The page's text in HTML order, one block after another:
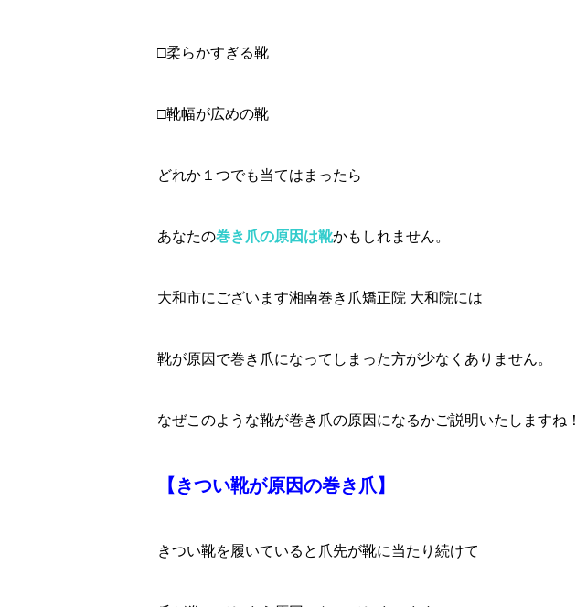
□柔らかすぎる靴
□靴幅が広めの靴
どれか１つでも当てはまったら
あなたの巻き爪の原因は靴かもしれません。
大和市にございます湘南巻き爪矯正院 大和院には
靴が原因で巻き爪になってしまった方が少なくありません。
なぜこのような靴が巻き爪の原因になるかご説明いたしますね！
【きつい靴が原因の巻き爪】
きつい靴を履いていると爪先が靴に当たり続けて